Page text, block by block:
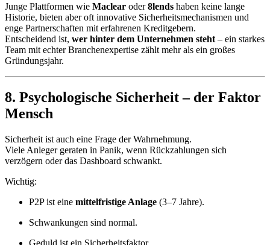
Junge Plattformen wie Maclear oder8lends haben keine lange
Historie, bieten aber oft innovative Sicherheitsmechanismen und
enge Partnerschaften mit erfahrenen Kreditgebern.
Entscheidend ist, wer hinter dem Unternehmen steht – ein starkes
Team mit echter Branchenexpertise zählt mehr als ein großes
Gründungsjahr.
8. Psychologische Sicherheit – der Faktor
Mensch
Sicherheit ist auch eine Frage der Wahrnehmung.
Viele Anleger geraten in Panik, wenn Rückzahlungen sich
verzögern oder das Dashboard schwankt.
Wichtig:
P2P ist eine mittelfristige Anlage (3–7 Jahre).
Schwankungen sind normal.
Geduld ist ein Sicherheitsfaktor.